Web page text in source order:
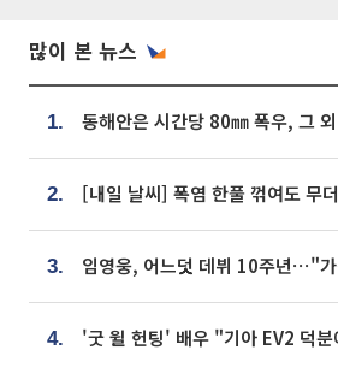
많이 본 뉴스
1.
2.
3.
4.